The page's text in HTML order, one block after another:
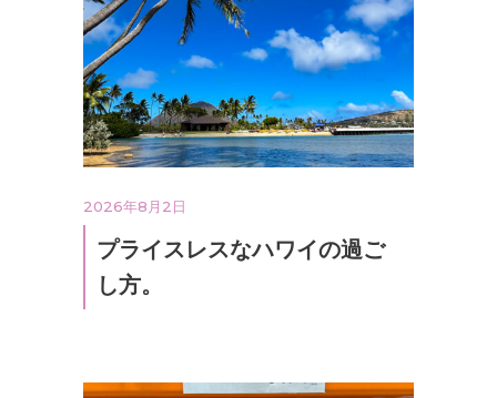
2026年8月2日
プライスレスなハワイの過ご
し方。